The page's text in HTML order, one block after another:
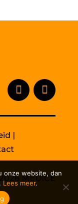
MEDICE
onze website, dan
Lees meer.